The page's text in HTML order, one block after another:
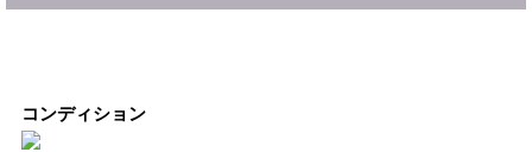
コンディション